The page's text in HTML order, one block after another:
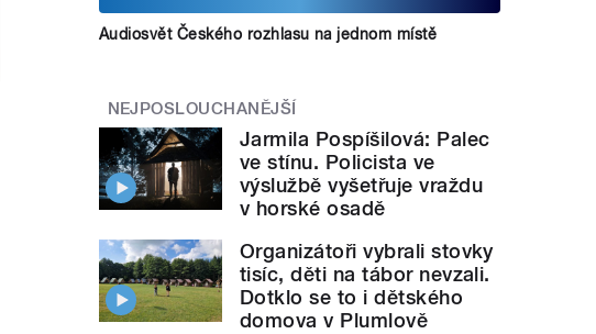
Audiosvět Českého rozhlasu na jednom místě
NEJPOSLOUCHANĚJŠÍ
Jarmila Pospíšilová: Palec
ve stínu. Policista ve
výslužbě vyšetřuje vraždu
v horské osadě
Organizátoři vybrali stovky
tisíc, děti na tábor nevzali.
Dotklo se to i dětského
domova v Plumlově